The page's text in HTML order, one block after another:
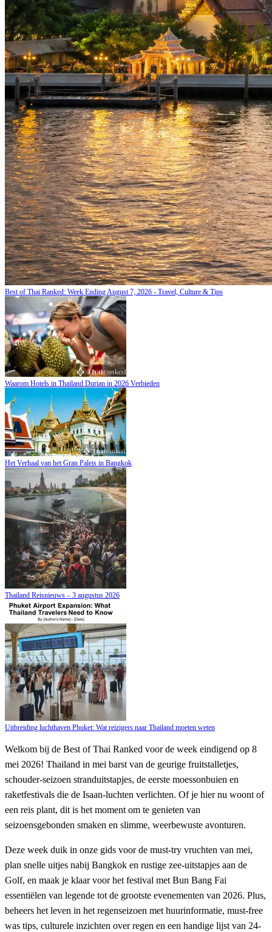
Best of Thai Ranked: Week Ending August 7, 2026 - Travel, Culture & Tips
Waarom Hotels in Thailand Durian in 2026 Verbieden
Het Verhaal van het Gran Paleis in Bangkok
Thailand Reisnieuws – 3 augustus 2026
Uitbreiding luchthaven Phuket: Wat reizigers naar Thailand moeten weten
Welkom bij de Best of Thai Ranked voor de week eindigend op 8
mei 2026! Thailand in mei barst van de geurige fruitstalletjes,
schouder-seizoen stranduitstapjes, de eerste moessonbuien en
raketfestivals die de Isaan-luchten verlichten. Of je hier nu woont of
een reis plant, dit is het moment om te genieten van
seizoensgebonden smaken en slimme, weerbewuste avonturen.
Deze week duik in onze gids voor de must-try vruchten van mei,
plan snelle uitjes nabij Bangkok en rustige zee-uitstapjes aan de
Golf, en maak je klaar voor het festival met Bun Bang Fai
essentiëlen van legende tot de grootste evenementen van 2026. Plus,
beheers het leven in het regenseizoen met huurinformatie, must-free
was tips, culturele inzichten over regen en een handige lijst van 24-